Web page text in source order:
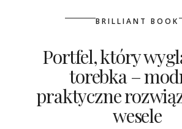
ŚLUBNE STYLE
BRILLIANT BOOK
Portfel, który
torebka –
praktyczne
wesele